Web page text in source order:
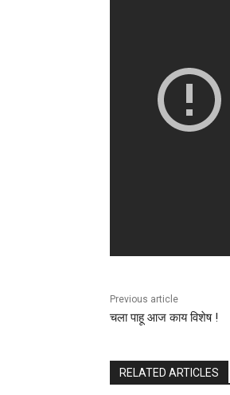
Previous article
चला पाहू आज काय विशेष !
RELATED ARTICLES